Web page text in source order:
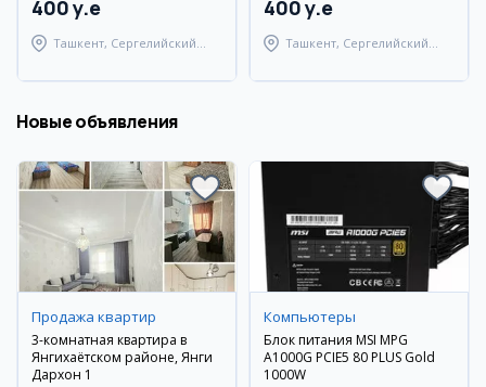
400 y.e
Ташкент, Сергелийский
400 y.e
Ташкент, Сергелийский
Новые объявления
Продажа квартир
3-комнатная квартира в
Янгихаётском районе, Янги
Дархон 1
Компьютеры
Блок питания MSI MPG
A1000G PCIE5 80 PLUS Gold
1000W